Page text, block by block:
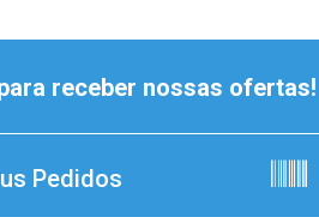
receber nossas ofertas!
Pedidos